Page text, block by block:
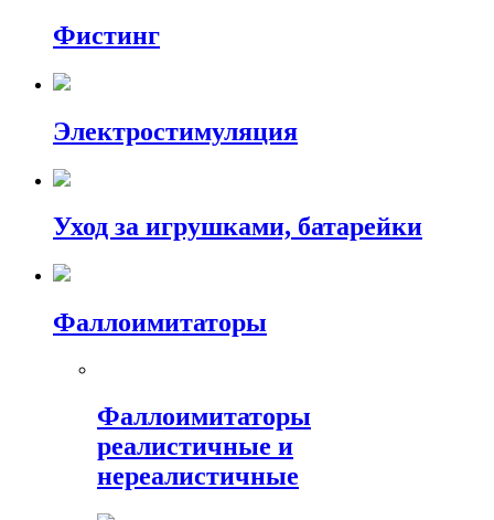
Фистинг
Электростимуляция
Уход за игрушками, батарейки
Фаллоимитаторы
Фаллоимитаторы
реалистичные и
нереалистичные